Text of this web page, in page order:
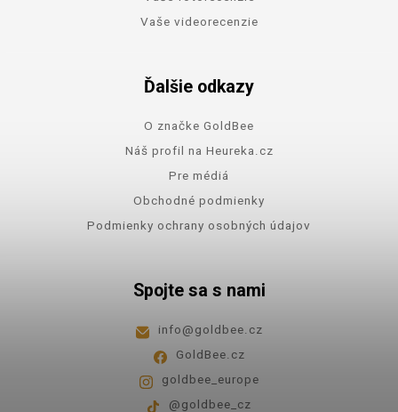
Vaše videorecenzie
Ďalšie odkazy
O značke GoldBee
Náš profil na Heureka.cz
Pre médiá
Obchodné podmienky
Podmienky ochrany osobných údajov
Spojte sa s nami
info@goldbee.cz
GoldBee.cz
goldbee_europe
@goldbee_cz